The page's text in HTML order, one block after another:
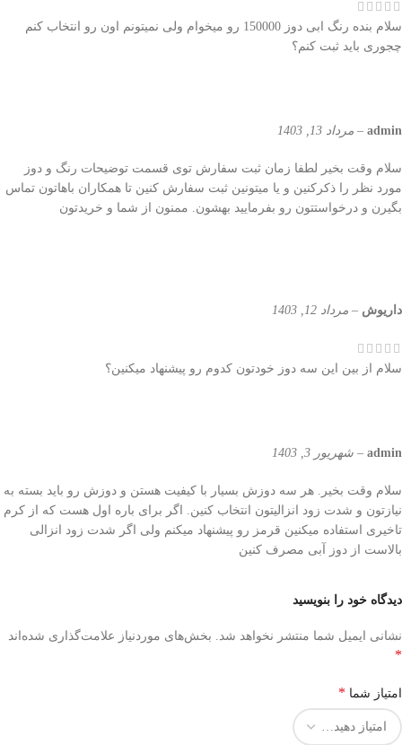
سلام بنده رنگ ابی دوز 150000 رو میخوام ولی نمیتونم اون رو انتخاب کنم
چجوری باید ثبت کنم؟
admin
– مرداد 13, 1403
سلام وقت بخیر لطفا زمان ثبت سفارش توی قسمت توضیحات رنگ و دوز
مورد نظر را ذکرکنین و یا میتونین ثبت سفارش کنین تا همکاران باهاتون تماس
بگیرن و درخواستتون رو بفرمایید بهشون. ممنون از شما و خریدتون
داریوش – مرداد 12, 1403
سلام از بین این سه دوز خودتون کدوم رو پیشنهاد میکنین؟
admin
– شهریور 3, 1403
سلام وقت بخیر. هر سه دوزش بسیار با کیفیت هستن و دوزش رو باید بسته به
نیازتون و شدت زود انزالیتون انتخاب کنین. اگر برای باره اول هست که از کرم
تاخیری استفاده میکنین قرمز رو پیشنهاد میکنم ولی اگر شدت زود انزالی
بالاست از دوز آبی مصرف کنین
دیدگاه خود را بنویسید
نشانی ایمیل شما منتشر نخواهد شد. بخش‌های موردنیاز علامت‌گذاری شده‌اند
*
امتیاز شما *